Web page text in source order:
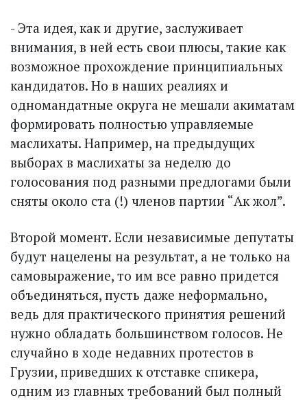
- Эта идея, как и другие, заслуживает
внимания, в ней есть свои плюсы, такие как
возможное прохождение принципиальных
кандидатов. Но в наших реалиях и
одномандатные округа не мешали акиматам
формировать полностью управляемые
маслихаты. Например, на предыдущих
выборах в мас­лихаты за неделю до
голосования под разными предлогами были
сняты около ста (!) членов партии “Ак жол”.
Второй момент. Если независимые депутаты
будут нацелены на результат, а не только на
самовыражение, то им все равно придется
объединяться, пусть даже неформально,
ведь для практического принятия решений
нужно обладать большинством голосов. Не
случайно в ходе недавних протестов в
Грузии, приведших к отставке спикера,
одним из главных требований был полный